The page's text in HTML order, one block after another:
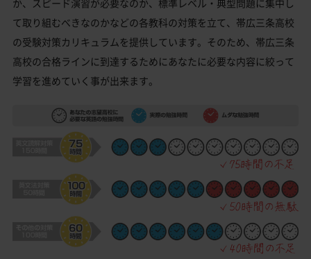
か、スピード演習が必要なのか、標準レベル・典型問題に集中し
て取り組むべきなのかなどの各教科の対策を立て、帯広三条高校
の受験対策カリキュラムを提供しています。そのため、帯広三条
高校の合格ラインに到達するためにあなたに必要な内容に絞って
学習を進めていく事が出来ます。